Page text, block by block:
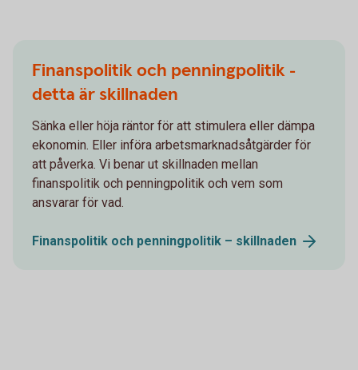
Finanspolitik och penningpolitik -
detta är skillnaden
Sänka eller höja räntor för att stimulera eller dämpa
ekonomin. Eller införa arbetsmarknadsåtgärder för
att påverka. Vi benar ut skillnaden mellan
finanspolitik och penningpolitik och vem som
ansvarar för vad.
Finanspolitik och penningpolitik – skillnaden